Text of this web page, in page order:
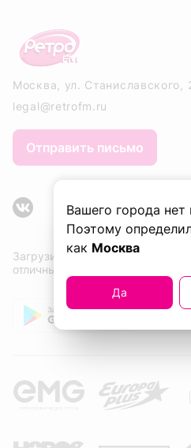
Вашего города нет
Поэтому
как Москва
Да
Москва, ул. Станиславского,
legal@retrofm.ru
Загрузите приложение сейчас и
отличные песни. Одну за другой!
Отправить письмо